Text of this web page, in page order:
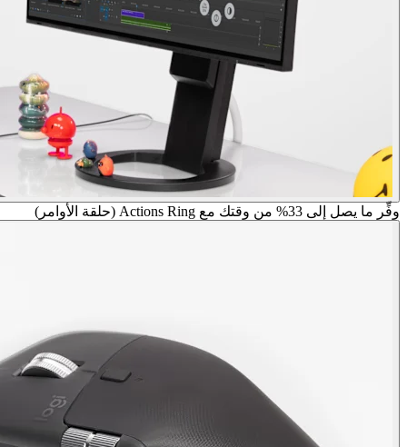
وفِّر ما يصل إلى 33% من وقتك مع Actions Ring (حلقة الأوامر)